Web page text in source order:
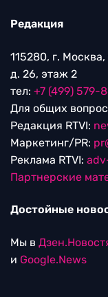
Редакция
115280, г.
д. 26, этаж 2
тел: +7 (499) 579-
Для общих
Редакция RTVI:
Маркетинг/PR:
Реклама RTVI:
Партнерские
Достойные
Мы в
и Google.News